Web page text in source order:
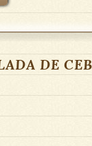
DE